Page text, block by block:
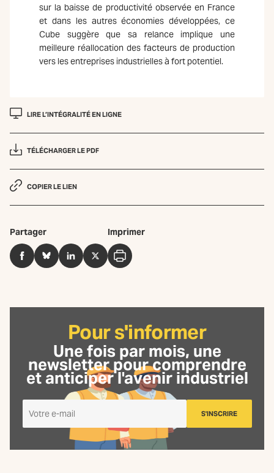
sur la baisse de productivité observée en France
et dans les autres économies développées, ce
Cube suggère que sa relance implique une
meilleure réallocation des facteurs de production
vers les entreprises industrielles à fort potentiel.
LIRE L’INTÉGRALITÉ EN LIGNE
TÉLÉCHARGER LE PDF
COPIER LE LIEN
Partager
FacebookBlueSkyLinkedInTwitter
Imprimer
Imprimer
Pour s'informer
Une fois par mois, une
newsletterpour comprendre
et anticiper l'avenir industriel
m'inscris
à
S'INSCRIRE